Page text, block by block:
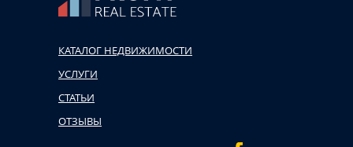
КАТАЛОГ НЕДВИЖИМОСТИ
УСЛУГИ
СТАТЬИ
ОТЗЫВЫ